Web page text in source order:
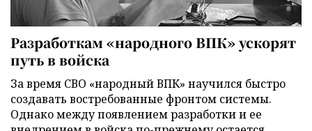
Разработкам «народного ВПК» ускорят
путь в войска
За время СВО «народный ВПК» научился быстро
создавать востребованные фронтом системы.
Однако между появлением разработки и ее